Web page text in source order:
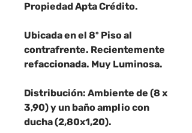
Propiedad Apta Crédito.
Ubicada en el 8º Piso al
contrafrente. Recientemente
refaccionada. Muy Luminosa.
Distribución: Ambiente de (8 x
3,90) y un baño amplio con
ducha (2,80x1,20).